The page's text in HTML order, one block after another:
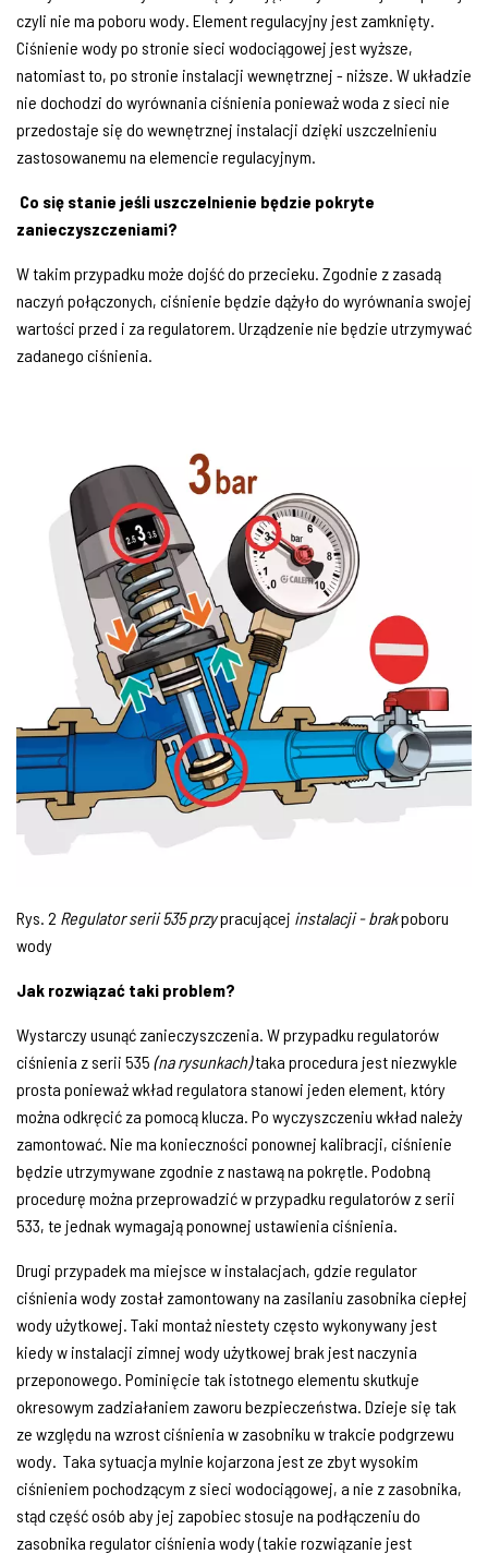
czyli nie ma poboru wody. Element regulacyjny jest zamknięty.
Ciśnienie wody po stronie sieci wodociągowej jest wyższe,
natomiast to, po stronie instalacji wewnętrznej - niższe. W układzie
nie dochodzi do wyrównania ciśnienia ponieważ woda z sieci nie
przedostaje się do wewnętrznej instalacji dzięki uszczelnieniu
zastosowanemu na elemencie regulacyjnym.
Co się stanie jeśli uszczelnienie będzie pokryte
zanieczyszczeniami?
W takim przypadku może dojść do przecieku. Zgodnie z zasadą
naczyń połączonych, ciśnienie będzie dążyło do wyrównania swojej
wartości przed i za regulatorem. Urządzenie nie będzie utrzymywać
zadanego ciśnienia.
Rys. 2 Regulator serii 535 przypracującej instalacji - brakpoboru
wody
Jak rozwiązać taki problem?
Wystarczy usunąć zanieczyszczenia. W przypadku regulatorów
ciśnienia z serii 535 (na rysunkach)taka procedura jest niezwykle
prosta ponieważ wkład regulatora stanowi jeden element, który
można odkręcić za pomocą klucza. Po wyczyszczeniu wkład należy
zamontować. Nie ma konieczności ponownej kalibracji, ciśnienie
będzie utrzymywane zgodnie z nastawą na pokrętle. Podobną
procedurę można przeprowadzić w przypadku regulatorów z serii
533, te jednak wymagają ponownej ustawienia ciśnienia.
Drugi przypadek ma miejsce w instalacjach, gdzie regulator
ciśnienia wody został zamontowany na zasilaniu zasobnika ciepłej
wody użytkowej. Taki montaż niestety często wykonywany jest
kiedy w instalacji zimnej wody użytkowej brak jest naczynia
przeponowego. Pominięcie tak istotnego elementu skutkuje
okresowym zadziałaniem zaworu bezpieczeństwa. Dzieje się tak
ze względu na wzrost ciśnienia w zasobniku w trakcie podgrzewu
wody. Taka sytuacja mylnie kojarzona jest ze zbyt wysokim
ciśnieniem pochodzącym z sieci wodociągowej, a nie z zasobnika,
stąd część osób aby jej zapobiec stosuje na podłączeniu do
zasobnika regulator ciśnienia wody (takie rozwiązanie jest